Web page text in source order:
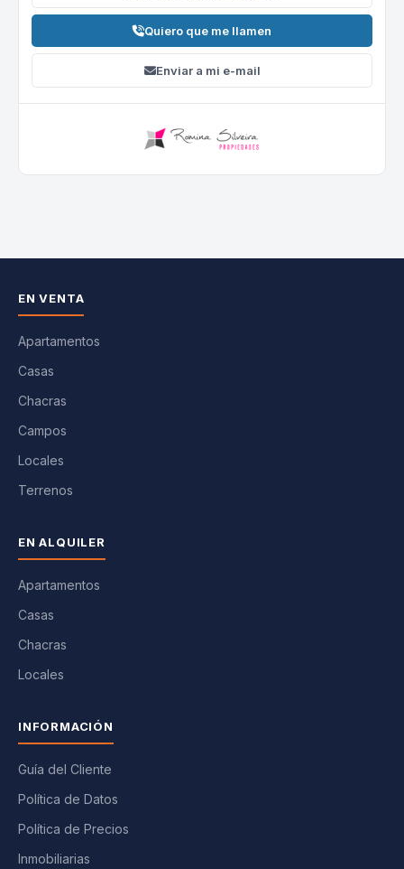
Quiero que me llamen
Enviar a mi e-mail
EN VENTA
Apartamentos
Casas
Chacras
Campos
Locales
Terrenos
EN ALQUILER
Apartamentos
Casas
Chacras
Locales
INFORMACIÓN
Guía del Cliente
Política de Datos
Política de Precios
Inmobiliarias